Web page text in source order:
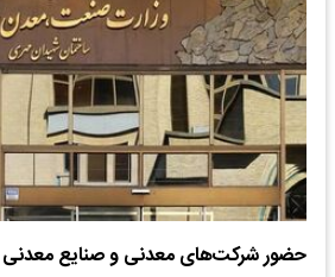
حضور شرکت‌های معدنی و صنایع معدنی